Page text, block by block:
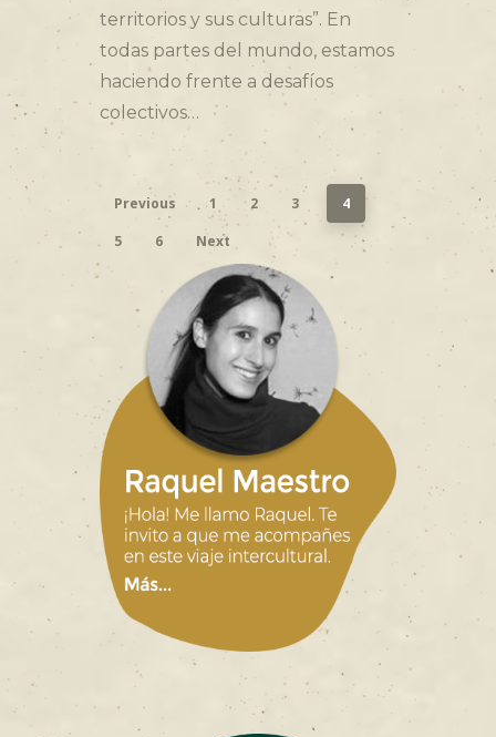
territorios y sus culturas”. En
todas partes del mundo, estamos
haciendo frente a desafíos
colectivos…
Previous 1 2 3
4
5
6 Next